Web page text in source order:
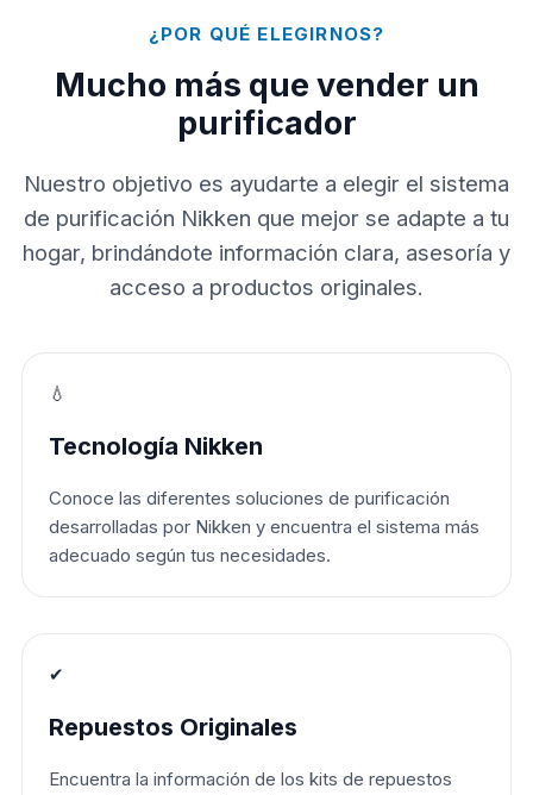
¿POR QUÉ ELEGIRNOS?
Mucho más que vender un
purificador
Nuestro objetivo es ayudarte a elegir el sistema
de purificación Nikken que mejor se adapte a tu
hogar, brindándote información clara, asesoría y
acceso a productos originales.
💧
Tecnología Nikken
Conoce las diferentes soluciones de purificación
desarrolladas por Nikken y encuentra el sistema más
adecuado según tus necesidades.
✔
Repuestos Originales
Encuentra la información de los kits de repuestos